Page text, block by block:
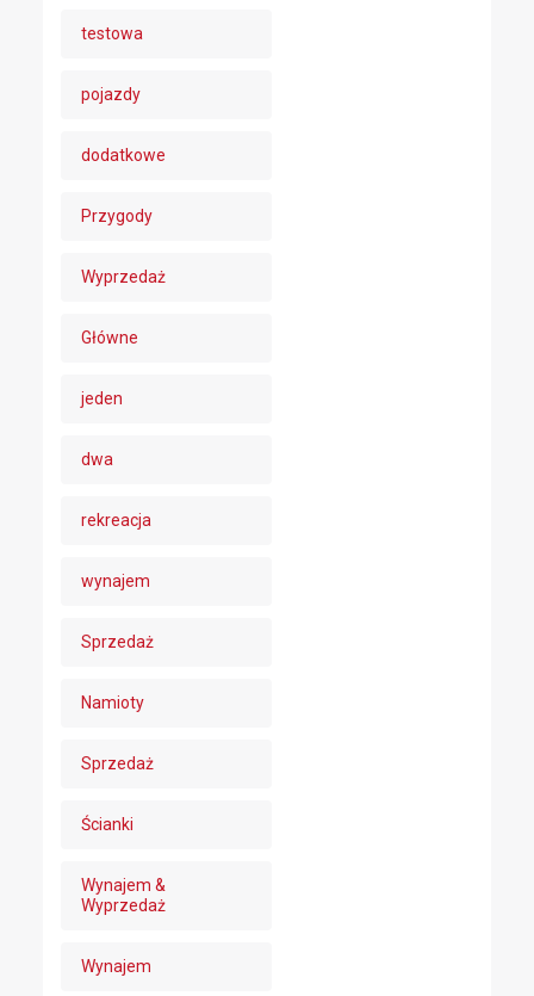
testowa
pojazdy
dodatkowe
Przygody
Wyprzedaż
Główne
jeden
dwa
rekreacja
wynajem
Sprzedaż
Namioty
Sprzedaż
Ścianki
Wynajem &
Wyprzedaż
Wynajem